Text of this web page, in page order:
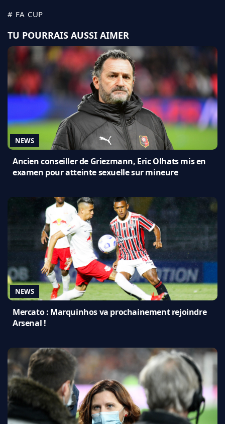
# FA CUP
TU POURRAIS AUSSI AIMER
NEWS
Ancien conseiller de Griezmann, Eric Olhats mis en
examen pour atteinte sexuelle sur mineure
NEWS
Mercato : Marquinhos va prochainement rejoindre
Arsenal !